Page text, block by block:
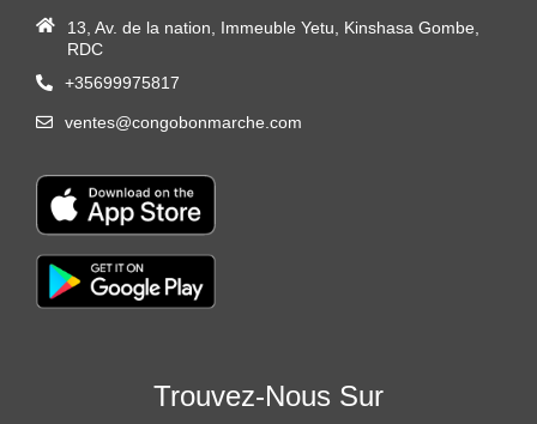
13, Av. de la nation, Immeuble Yetu, Kinshasa Gombe,
RDC
+35699975817
ventes@congobonmarche.com
Trouvez-Nous Sur